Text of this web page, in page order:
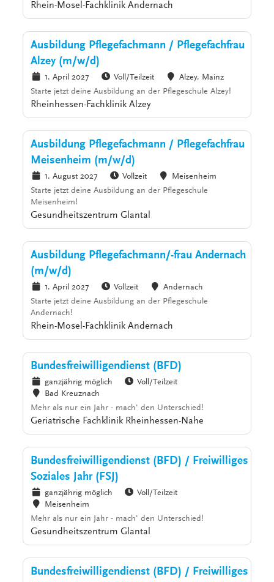
Rhein-Mosel-Fachklinik Andernach
Ausbildung Pflegefachmann / Pflegefachfrau
Alzey (m/w/d)
1. April 2027 Voll/Teilzeit
Alzey, Mainz
Starte jetzt deine Ausbildung an der Pflegeschule Alzey!
Rheinhessen-Fachklinik Alzey
Ausbildung Pflegefachmann / Pflegefachfrau
Meisenheim (m/w/d)
1. August 2027 Vollzeit
Meisenheim
Starte jetzt deine Ausbildung an der Pflegeschule
Meisenheim!
Gesundheitszentrum Glantal
Ausbildung Pflegefachmann/-frau Andernach
(m/w/d)
1. April 2027 Vollzeit
Andernach
Starte jetzt deine Ausbildung an der Pflegeschule
Andernach!
Rhein-Mosel-Fachklinik Andernach
Bundesfreiwilligendienst (BFD)
ganzjährig möglich
Voll/Teilzeit
Bad Kreuznach
Mehr als nur ein Jahr - mach' den Unterschied!
Geriatrische Fachklinik Rheinhessen-Nahe
Bundesfreiwilligendienst (BFD) / Freiwilliges
Soziales Jahr (FSJ)
ganzjährig möglich
Voll/Teilzeit
Meisenheim
Mehr als nur ein Jahr - mach' den Unterschied!
Gesundheitszentrum Glantal
Bundesfreiwilligendienst (BFD) / Freiwilliges